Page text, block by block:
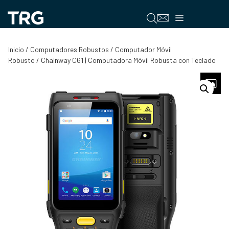
contenido
Menú
Inicio / Computadores Robustos / Computador Móvil
Robusto / Chainway C61 | Computadora Móvil Robusta con Teclado